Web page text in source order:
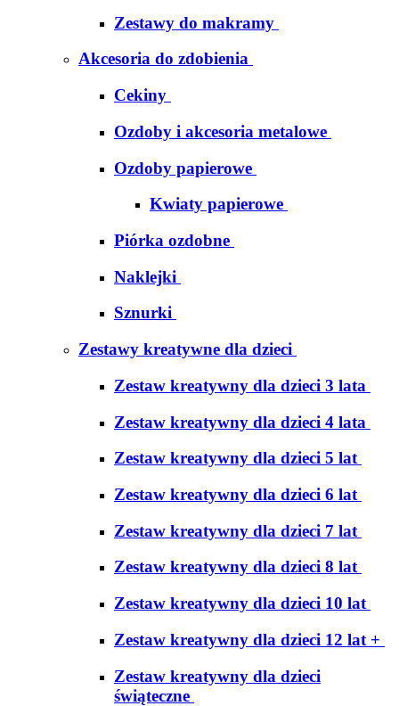
Zestawy do makramy
Akcesoria do zdobienia
Cekiny
Ozdoby i akcesoria metalowe
Ozdoby papierowe
Kwiaty papierowe
Piórka ozdobne
Naklejki
Sznurki
Zestawy kreatywne dla dzieci
Zestaw kreatywny dla dzieci 3 lata
Zestaw kreatywny dla dzieci 4 lata
Zestaw kreatywny dla dzieci 5 lat
Zestaw kreatywny dla dzieci 6 lat
Zestaw kreatywny dla dzieci 7 lat
Zestaw kreatywny dla dzieci 8 lat
Zestaw kreatywny dla dzieci 10 lat
Zestaw kreatywny dla dzieci 12 lat +
Zestaw kreatywny dla dzieci
świąteczne